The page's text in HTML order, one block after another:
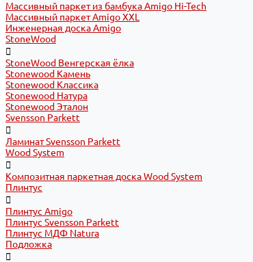
Массивный паркет из бамбука Amigo Hi-Tech
Массивный паркет Amigo XXL
Инженерная доска Amigo
StoneWood
StoneWood Венгерская ёлка
Stonewood Камень
Stonewood Классика
Stonewood Натура
Stonewood Эталон
Svensson Parkett
Ламинат Svensson Parkett
Wood System
Композитная паркетная доска Wood System
Плинтус
Плинтус Amigo
Плинтус Svensson Parkett
Плинтус МДФ Natura
Подложка